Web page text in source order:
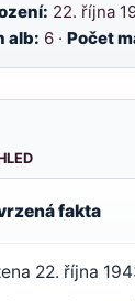
22. října
alb: 6 · Počet
fakta
22. října